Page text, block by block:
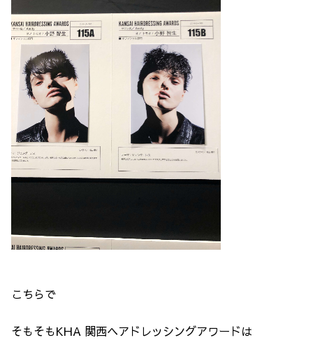
こちらで
そもそもKHA 関西ヘアドレッシングアワードは